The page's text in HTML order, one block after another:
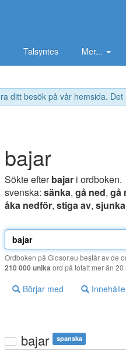
ditt besök på vår hemsida.
Talsyntes Mer...
bajar
Sökte efterbajar i ordboken.
svenska: sänka, gå ned, gå
åka nedför, stiga av, sjunka
Ordboken på Glosor.eu består av de
210 000 unika ord på totalt mer än 20
Börjar med
bajar spanska